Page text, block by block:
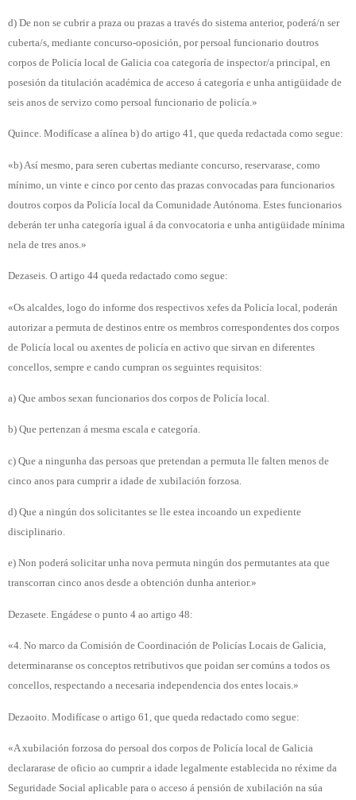
d) De non se cubrir a praza ou prazas a través do sistema anterior, poderá/n ser
cuberta/s, mediante concurso-oposición, por persoal funcionario doutros
corpos de Policía local de Galicia coa categoría de inspector/a principal, en
posesión da titulación académica de acceso á categoría e unha antigüidade de
seis anos de servizo como persoal funcionario de policía.»
Quince. Modifícase a alínea b) do artigo 41, que queda redactada como segue:
«b) Así mesmo, para seren cubertas mediante concurso, reservarase, como
mínimo, un vinte e cinco por cento das prazas convocadas para funcionarios
doutros corpos da Policía local da Comunidade Autónoma. Estes funcionarios
deberán ter unha categoría igual á da convocatoria e unha antigüidade mínima
nela de tres anos.»
Dezaseis. O artigo 44 queda redactado como segue:
«Os alcaldes, logo do informe dos respectivos xefes da Policía local, poderán
autorizar a permuta de destinos entre os membros correspondentes dos corpos
de Policía local ou axentes de policía en activo que sirvan en diferentes
concellos, sempre e cando cumpran os seguintes requisitos:
a) Que ambos sexan funcionarios dos corpos de Policía local.
b) Que pertenzan á mesma escala e categoría.
c) Que a ningunha das persoas que pretendan a permuta lle falten menos de
cinco anos para cumprir a idade de xubilación forzosa.
d) Que a ningún dos solicitantes se lle estea incoando un expediente
disciplinario.
e) Non poderá solicitar unha nova permuta ningún dos permutantes ata que
transcorran cinco anos desde a obtención dunha anterior.»
Dezasete. Engádese o punto 4 ao artigo 48:
«4. No marco da Comisión de Coordinación de Policías Locais de Galicia,
determinaranse os conceptos retributivos que poidan ser comúns a todos os
concellos, respectando a necesaria independencia dos entes locais.»
Dezaoito. Modifícase o artigo 61, que queda redactado como segue:
«A xubilación forzosa do persoal dos corpos de Policía local de Galicia
declararase de oficio ao cumprir a idade legalmente establecida no réxime da
Seguridade Social aplicable para o acceso á pensión de xubilación na súa